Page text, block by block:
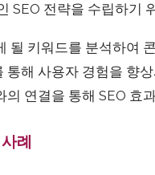
SEO 전략을 수립하기
될 키워드를 분석하여
통해 사용자 경험을 향
의 연결을 통해 SEO 효
례